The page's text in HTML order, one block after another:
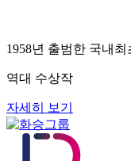
1958년 출범한 국내
역대 수상작
자세히 보기